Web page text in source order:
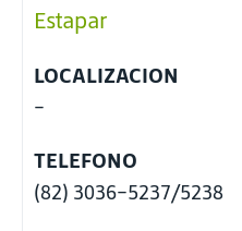
Estapar
LOCALIZACION
-
TELEFONO
(82) 3036-5237/5238